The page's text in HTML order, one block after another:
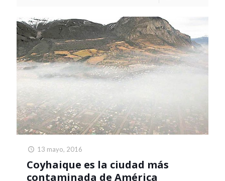
13 mayo, 2016
Coyhaique es la ciudad más
contaminada de América